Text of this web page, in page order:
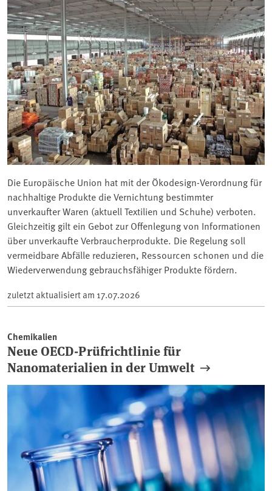
Die Europäische Union hat mit der Ökodesign-Verordnung für
nachhaltige Produkte die Vernichtung bestimmter
unverkaufter Waren (aktuell Textilien und Schuhe) verboten.
Gleichzeitig gilt ein Gebot zur Offenlegung von Informationen
über unverkaufte Verbraucherprodukte. Die Regelung soll
vermeidbare Abfälle reduzieren, Ressourcen schonen und die
Wiederverwendung gebrauchsfähiger Produkte fördern.
zuletzt aktualisiert am 17.07.2026
Chemikalien
Neue OECD-Prüfrichtlinie für
Nanomaterialien in der Umwelt